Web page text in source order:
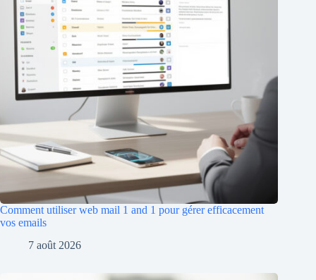
Comment utiliser web mail 1 and 1 pour gérer efficacement
vos emails
7 août 2026